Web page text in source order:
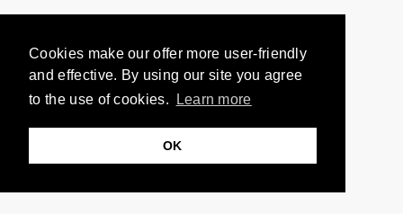
Cookies make our offer more user-friendly
and effective. By using our site you agree
to the use of cookies.
Learn more
OK